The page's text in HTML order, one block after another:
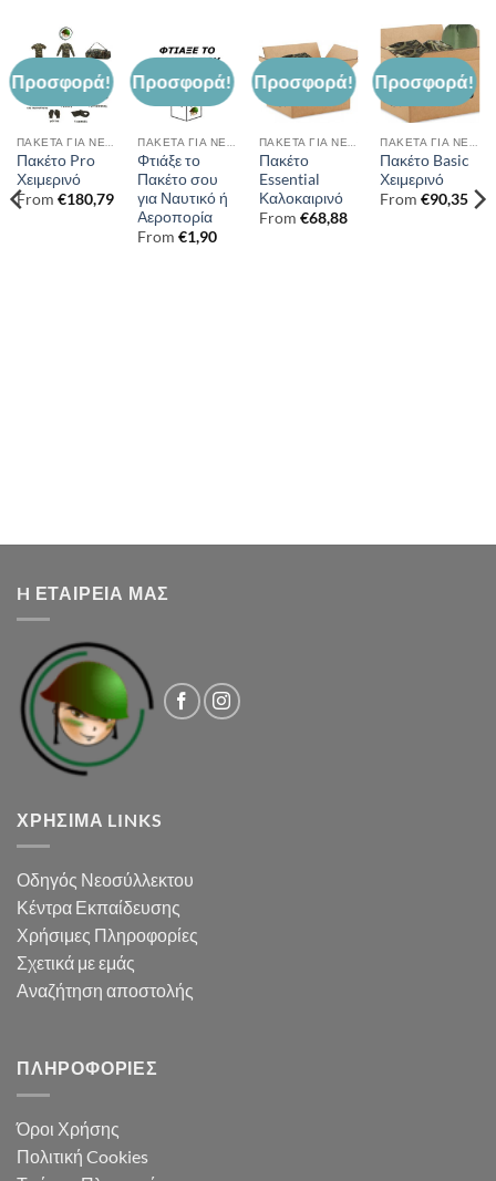
Προσφορά!
Πακέτο Pro
Χειμερινό
From €180,79
Προσφορά!
Φτιάξε το
Πακέτο σου
για Ναυτικό ή
Αεροπορία
From €1,90
Προσφορά!
Πακέτο
Essential
Καλοκαιρινό
From €68,88
Προσφορά!
Πακέτο Basic
Χειμερινό
From €90,35
H ΕΤΑΙΡΕΙΑ ΜΑΣ
ΧΡΉΣΙΜΑ LINKS
Οδηγός Νεοσύλλεκτου
Κέντρα Εκπαίδευσης
Χρήσιμες Πληροφορίες
Σχετικά με εμάς
Αναζήτηση αποστολής
ΠΛΗΡΟΦΟΡΊΕΣ
Όροι Χρήσης
Πολιτική Cookies